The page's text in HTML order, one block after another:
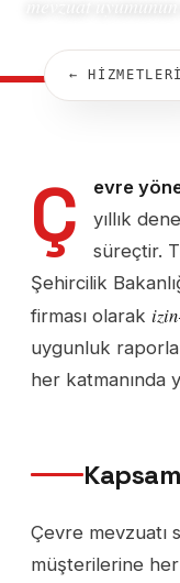
←
Ç evre
yıllık
süreçtir.
Şehircilik
firması olarak
uygunluk
her katmanında
Çevre mevzuatı
müşterilerine